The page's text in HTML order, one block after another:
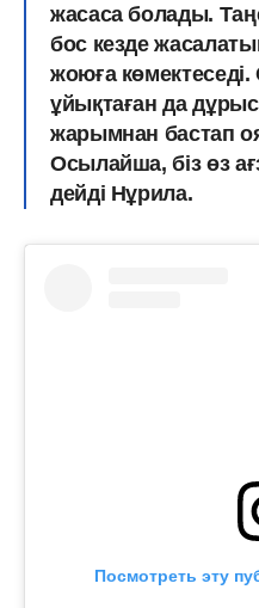
жасаса болады.
бос кезде
жоюға
ұйықтаған да
жарымнан бастап
Осылайша, біз өз
дейді Нұрила.
Посмотреть эту